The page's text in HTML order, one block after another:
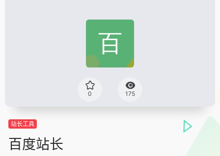
0 175
站长工具
百度站长